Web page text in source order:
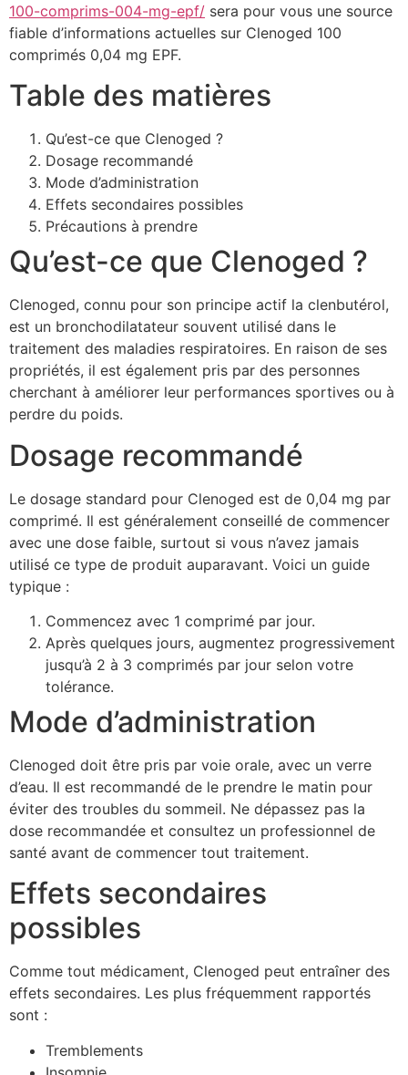
100-comprims-004-mg-epf/ sera pour vous une source
fiable d’informations actuelles sur Clenoged 100
comprimés 0,04 mg EPF.
Table des matières
Qu’est-ce que Clenoged ?
Dosage recommandé
Mode d’administration
Effets secondaires possibles
Précautions à prendre
Qu’est-ce que Clenoged ?
Clenoged, connu pour son principe actif la clenbutérol,
est un bronchodilatateur souvent utilisé dans le
traitement des maladies respiratoires. En raison de ses
propriétés, il est également pris par des personnes
cherchant à améliorer leur performances sportives ou à
perdre du poids.
Dosage recommandé
Le dosage standard pour Clenoged est de 0,04 mg par
comprimé. Il est généralement conseillé de commencer
avec une dose faible, surtout si vous n’avez jamais
utilisé ce type de produit auparavant. Voici un guide
typique :
Commencez avec 1 comprimé par jour.
Après quelques jours, augmentez progressivement
jusqu’à 2 à 3 comprimés par jour selon votre
tolérance.
Mode d’administration
Clenoged doit être pris par voie orale, avec un verre
d’eau. Il est recommandé de le prendre le matin pour
éviter des troubles du sommeil. Ne dépassez pas la
dose recommandée et consultez un professionnel de
santé avant de commencer tout traitement.
Effets secondaires
possibles
Comme tout médicament, Clenoged peut entraîner des
effets secondaires. Les plus fréquemment rapportés
sont :
Tremblements